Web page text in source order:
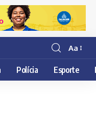
Resisor
de
fonte
Aa
Polícia Esporte